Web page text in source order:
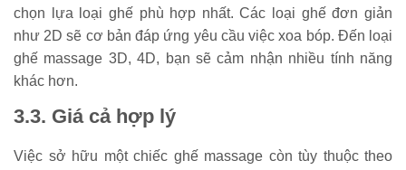
chọn lựa loại ghế phù hợp nhất. Các loại ghế đơn giản
như 2D sẽ cơ bản đáp ứng yêu cầu việc xoa bóp. Đến loại
ghế massage 3D, 4D, bạn sẽ cảm nhận nhiều tính năng
khác hơn.
3.3. Giá cả hợp lý
Việc sở hữu một chiếc ghế massage còn tùy thuộc theo